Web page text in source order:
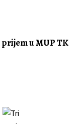
u MUP TK